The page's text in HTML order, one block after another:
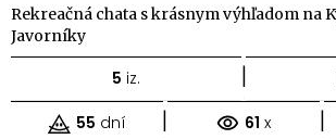
Rekreačná chata s krásnym výhľadom na
Javorníky
5 iz. |
55 dní | 61 x |